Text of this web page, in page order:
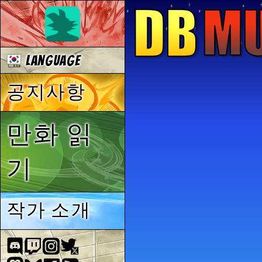
Language
공지사항
만화 읽
기
작가 소개